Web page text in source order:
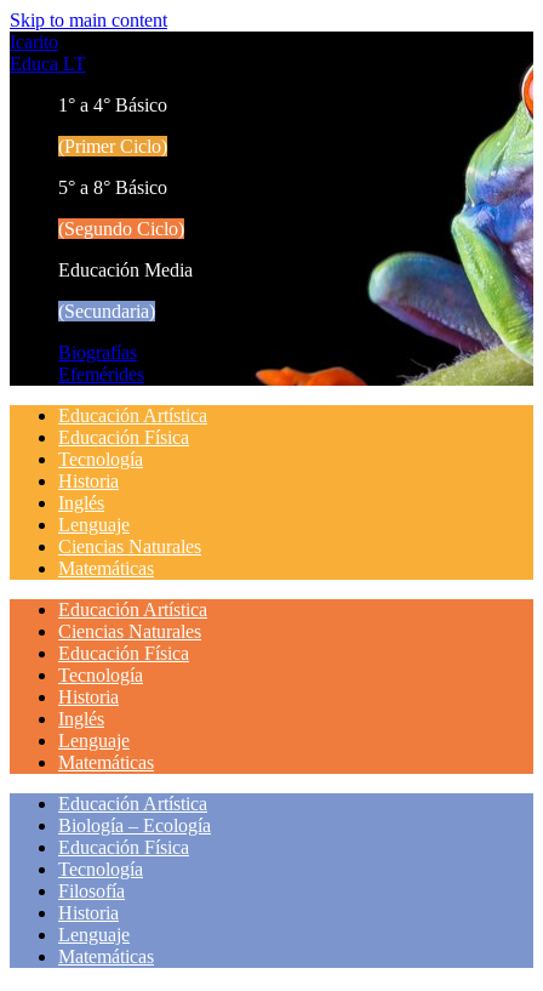
Skip to main content
Icarito
Educa LT
1° a 4° Básico
(Primer Ciclo)
5° a 8° Básico
(Segundo Ciclo)
Educación Media
(Secundaria)
Biografías
Efemérides
Educación Artística
Educación Física
Tecnología
Historia
Inglés
Lenguaje
Ciencias Naturales
Matemáticas
Educación Artística
Ciencias Naturales
Educación Física
Tecnología
Historia
Inglés
Lenguaje
Matemáticas
Educación Artística
Biología – Ecología
Educación Física
Tecnología
Filosofía
Historia
Lenguaje
Matemáticas